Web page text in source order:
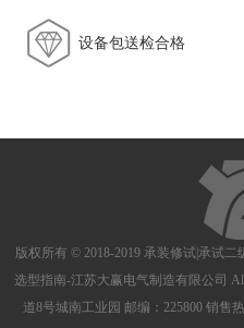
设备包送检合格
版权所有 © 2018-2019 承装修试|承试二
选型指南-江苏大赢电气制造有限公司
道8号城南工业园 邮编：225800 销售热